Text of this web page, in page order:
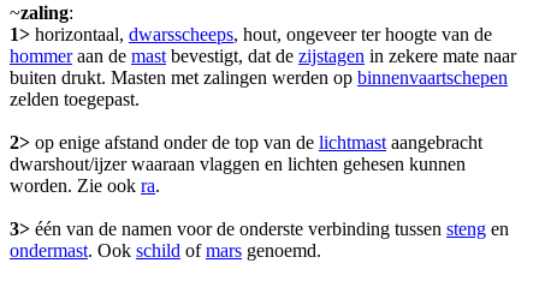
~zaling:
1> horizontaal, dwarsscheeps, hout, ongeveer ter hoogte van de
hommeraan de mast bevestigt, dat de zijstagen in zekere mate naar
buiten drukt. Masten met zalingen werden op binnenvaartschepen
zelden toegepast.
2> op enige afstand onder de top van de lichtmast aangebracht
dwarshout/ijzer waaraan vlaggen en lichten gehesen kunnen
worden. Zie ook ra.
3> één van de namen voor de onderste verbinding tussen steng en
ondermast. Ook schild ofmars genoemd.